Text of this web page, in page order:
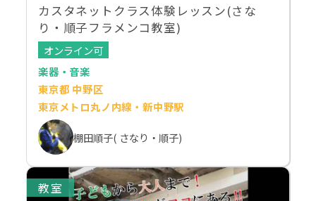
カスタネットクラス体験レッスン(さな
り・順子フラメンコ教室)
オンライン可
楽器・音楽
東京都 中野区
東京メトロ丸ノ内線・新中野駅
棚田順子( さなり・順子)
教室